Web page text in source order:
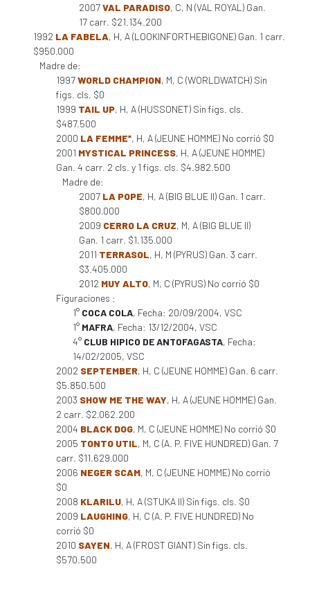
2007VAL PARADISO, C, N (VAL ROYAL) Gan.
17 carr. $21.134.200
1992 LA FABELA, H, A (LOOKINFORTHEBIGONE) Gan. 1 carr.
$950.000
Madre de:
1997WORLD CHAMPION, M, C (WORLDWATCH) Sin
figs. cls. $0
1999 TAIL UP, H, A (HUSSONET) Sin figs. cls.
$487.500
2000 LA FEMME*, H, A (JEUNE HOMME) No corrió $0
2001 MYSTICAL PRINCESS, H, A (JEUNE HOMME)
Gan. 4 carr. 2 cls. y 1 figs. cls. $4.982.500
Madre de:
2007 LA POPE, H, A (BIG BLUE II) Gan. 1 carr.
$800.000
2009 CERRO LA CRUZ, M, A (BIG BLUE II)
Gan. 1 carr. $1.135.000
2011 TERRASOL, H, M (PYRUS) Gan. 3 carr.
$3.405.000
2012 MUY ALTO, M, C (PYRUS) No corrió $0
Figuraciones :
1° COCA COLA, Fecha: 20/09/2004, VSC
1° MAFRA, Fecha: 13/12/2004, VSC
4° CLUB HIPICO DE ANTOFAGASTA, Fecha:
14/02/2005, VSC
2002 SEPTEMBER, H, C (JEUNE HOMME) Gan. 6 carr.
$5.850.500
2003 SHOW ME THE WAY, H, A (JEUNE HOMME) Gan.
2 carr. $2.062.200
2004 BLACK DOG, M, C (JEUNE HOMME) No corrió $0
2005 TONTO UTIL, M, C (A. P. FIVE HUNDRED) Gan. 7
carr. $11.629.000
2006 NEGER SCAM, M, C (JEUNE HOMME) No corrió
$0
2008 KLARILU, H, A (STUKA II) Sin figs. cls. $0
2009 LAUGHING, H, C (A. P. FIVE HUNDRED) No
corrió $0
2010 SAYEN, H, A (FROST GIANT) Sin figs. cls.
$570.500